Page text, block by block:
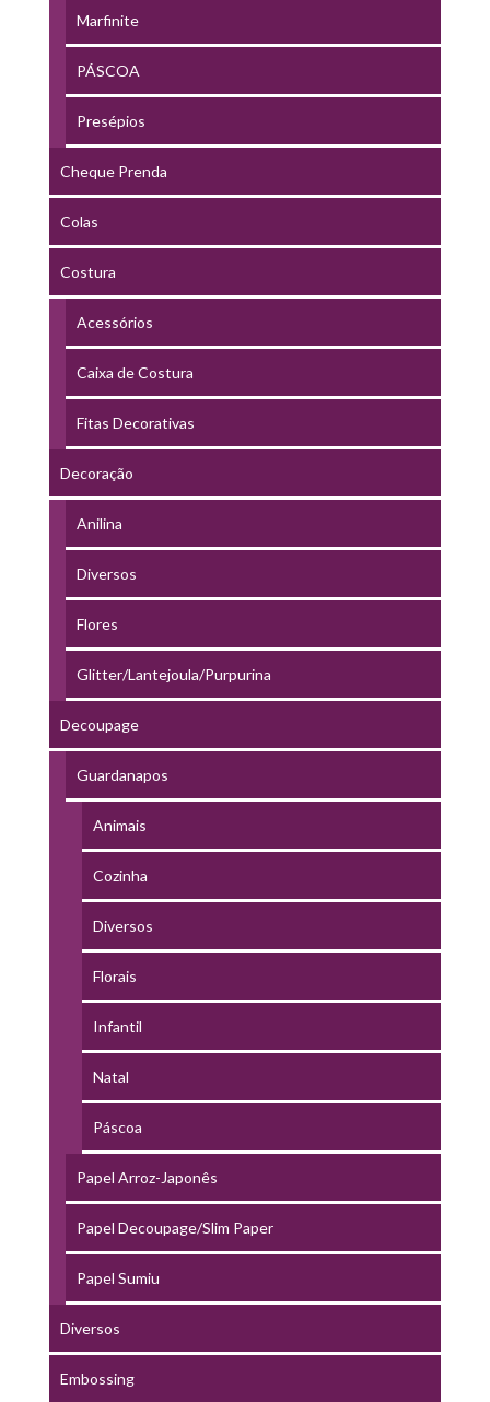
Marfinite
PÁSCOA
Presépios
Cheque Prenda
Colas
Costura
Acessórios
Caixa de Costura
Fitas Decorativas
Decoração
Anilina
Diversos
Flores
Glitter/Lantejoula/Purpurina
Decoupage
Guardanapos
Animais
Cozinha
Diversos
Florais
Infantil
Natal
Páscoa
Papel Arroz-Japonês
Papel Decoupage/Slim Paper
Papel Sumiu
Diversos
Embossing